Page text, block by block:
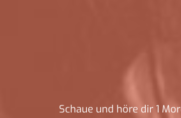
Schaue und höre dir 1